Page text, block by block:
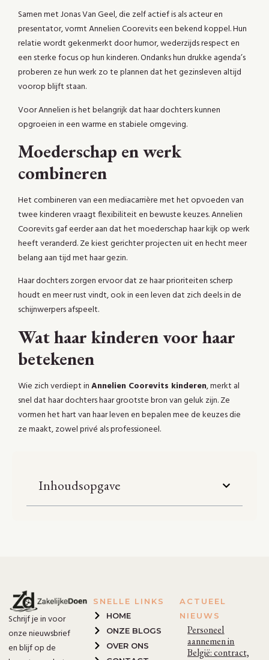
Samen met Jonas Van Geel, die zelf actief is als acteur en
presentator, vormt Annelien Coorevits een bekend koppel. Hun
relatie wordt gekenmerkt door humor, wederzijds respect en
een sterke focus op hun kinderen. Ondanks hun drukke agenda’s
proberen ze hun werk zo te plannen dat het gezinsleven altijd
voorop blijft staan.
Voor Annelien is het belangrijk dat haar dochters kunnen
opgroeien in een warme en stabiele omgeving.
Moederschap en werk
combineren
Het combineren van een mediacarrière met het opvoeden van
twee kinderen vraagt flexibiliteit en bewuste keuzes. Annelien
Coorevits gaf eerder aan dat het moederschap haar kijk op werk
heeft veranderd. Ze kiest gerichter projecten uit en hecht meer
belang aan tijd met haar gezin.
Haar dochters zorgen ervoor dat ze haar prioriteiten scherp
houdt en meer rust vindt, ook in een leven dat zich deels in de
schijnwerpers afspeelt.
Wat haar kinderen voor haar
betekenen
Wie zich verdiept inAnnelien Coorevits kinderen, merkt al
snel dat haar dochters haar grootste bron van geluk zijn. Ze
vormen het hart van haar leven en bepalen mee de keuzes die
ze maakt, zowel privé als professioneel.
Inhoudsopgave
Schrijf je in voor
onze nieuwsbrief
en blijf op de
SNELLE LINKS
HOME
ONZE BLOGS
OVER ONS
ACTUEEL
NIEUWS
Personeel
aannemen in
België: contract,